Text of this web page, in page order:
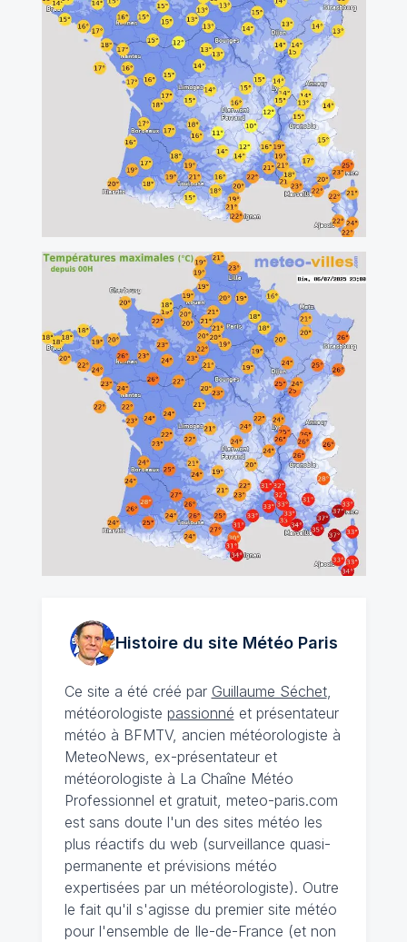
Histoire du site MétéoParis
Ce site a été créé par Guillaume Séchet,
météorologiste passionné et présentateur
météo à BFMTV, ancien météorologiste à
MeteoNews, ex-présentateur et
météorologiste à La Chaîne Météo
Professionnel et gratuit, meteo-paris.com
est sans doute l'un des sites météo les
plus réactifs du web (surveillance quasi-
permanente et prévisions météo
expertisées par un météorologiste). Outre
le fait qu'il s'agisse du premier site météo
pour l'ensemble de Ile-de-France (et non